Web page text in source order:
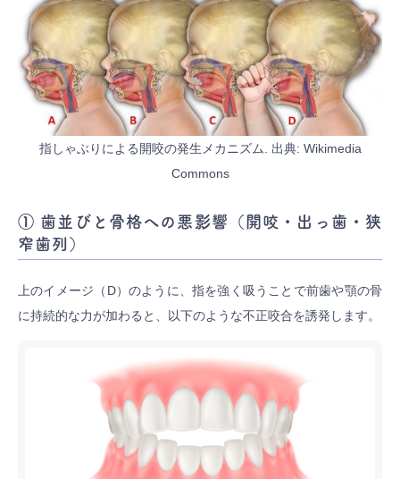
指しゃぶりによる開咬の発生メカニズム. 出典: Wikimedia
Commons
① 歯並びと骨格への悪影響（開咬・出っ歯・狭
窄歯列）
上のイメージ（D）のように、指を強く吸うことで前歯や顎の骨
に持続的な力が加わると、以下のような不正咬合を誘発します。